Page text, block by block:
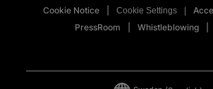
Cookie Notice
Cookie Settings
PressRoom
Whistleblowing